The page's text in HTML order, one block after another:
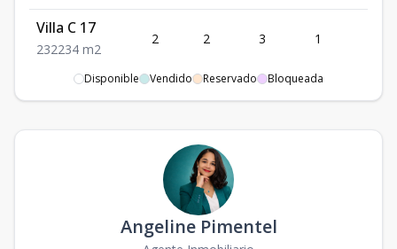
Villa C 17
232234 m2
2 2 3 1
Villa C 18
2 2 3 1 2
-
Disponible Vendido Reservado Bloqueada
Angeline Pimentel